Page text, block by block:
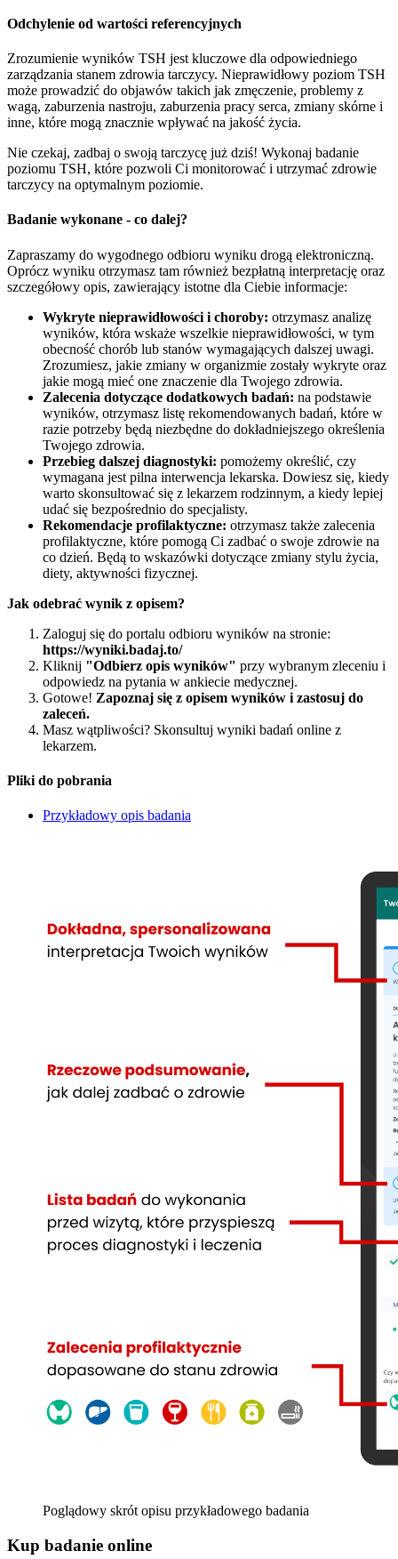
Odchylenie od wartości referencyjnych
Zrozumienie wyników TSH jest kluczowe dla odpowiedniego
zarządzania stanem zdrowia tarczycy. Nieprawidłowy poziom TSH
może prowadzić do objawów takich jak zmęczenie, problemy z
wagą, zaburzenia nastroju, zaburzenia pracy serca, zmiany skórne i
inne, które mogą znacznie wpływać na jakość życia.
Nie czekaj, zadbaj o swoją tarczycę już dziś! Wykonaj badanie
poziomu TSH, które pozwoli Ci monitorować i utrzymać zdrowie
tarczycy na optymalnym poziomie.
Badanie wykonane - co dalej?
Zapraszamy do wygodnego odbioru wyniku drogą elektroniczną.
Oprócz wyniku otrzymasz tam również bezpłatną interpretację oraz
szczegółowy opis, zawierający istotne dla Ciebie informacje:
Wykryte nieprawidłowości i choroby: otrzymasz analizę
wyników, która wskaże wszelkie nieprawidłowości, w tym
obecność chorób lub stanów wymagających dalszej uwagi.
Zrozumiesz, jakie zmiany w organizmie zostały wykryte oraz
jakie mogą mieć one znaczenie dla Twojego zdrowia.
Zalecenia dotyczące dodatkowych badań: na podstawie
wyników, otrzymasz listę rekomendowanych badań, które w
razie potrzeby będą niezbędne do dokładniejszego określenia
Twojego zdrowia.
Przebieg dalszej diagnostyki: pomożemy określić, czy
wymagana jest pilna interwencja lekarska. Dowiesz się, kiedy
warto skonsultować się z lekarzem rodzinnym, a kiedy lepiej
udać się bezpośrednio do specjalisty.
Rekomendacje profilaktyczne: otrzymasz także zalecenia
profilaktyczne, które pomogą Ci zadbać o swoje zdrowie na
co dzień. Będą to wskazówki dotyczące zmiany stylu życia,
diety, aktywności fizycznej.
Jak odebrać wynik z opisem?
Zaloguj się do portalu odbioru wyników na stronie:
https://wyniki.badaj.to/
Kliknij "Odbierz opis wyników" przy wybranym zleceniu i
odpowiedz na pytania w ankiecie medycznej.
Gotowe! Zapoznaj się z opisem wyników i zastosuj do
zaleceń.
Masz wątpliwości? Skonsultuj wyniki badań online z
lekarzem.
Pliki do pobrania
Przykładowy opis badania
Poglądowy skrót opisu przykładowego badania
Kup badanie online